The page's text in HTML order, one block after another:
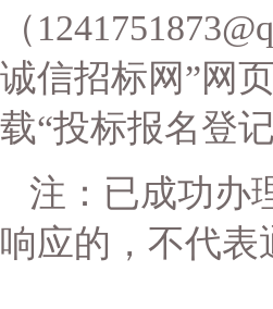
（
诚信招标网”网
载“投标报名登记
注：已成功办
响应的，不代表